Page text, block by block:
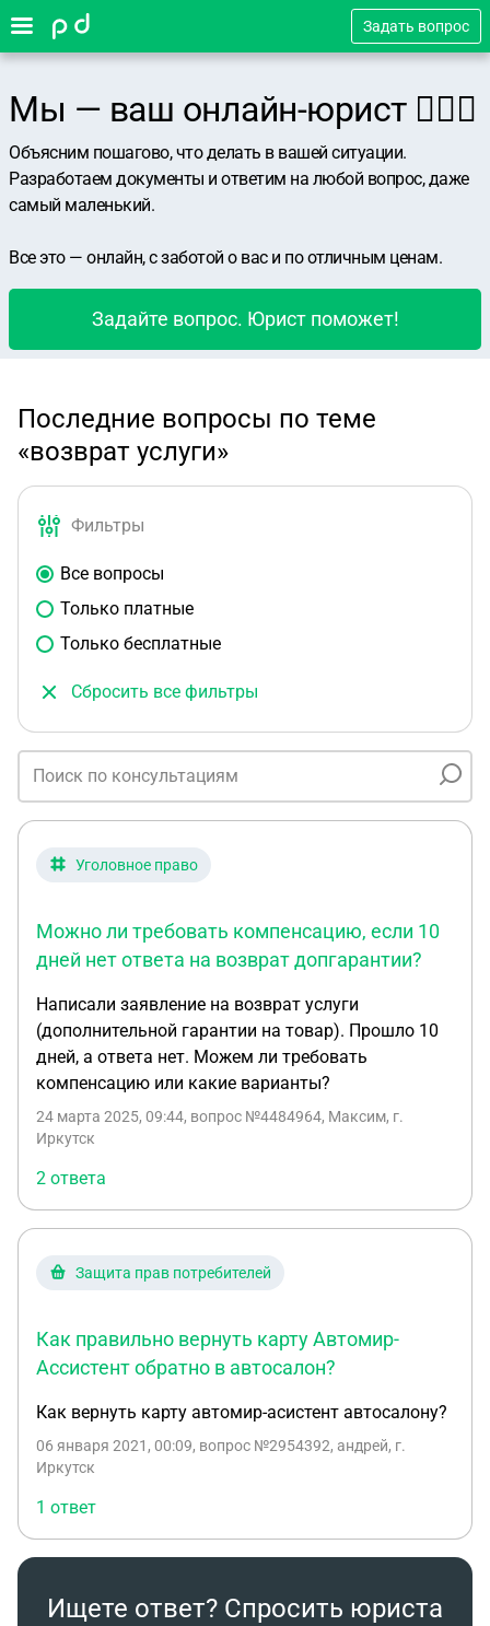
Задать вопрос
Мы — ваш онлайн-юрист 👨🏻‍⚖️
Объясним пошагово, что делать в вашей ситуации.
Разработаем документы и ответим на любой вопрос, даже
самый маленький.
Все это — онлайн, с заботой о вас и по отличным ценам.
Задайте вопрос. Юрист поможет!
Последние вопросы по теме
«возврат услуги»
Фильтры
Все вопросы
Только платные
Только бесплатные
Сбросить все фильтры
Уголовное право
Можно ли требовать компенсацию, если 10
дней нет ответа на возврат допгарантии?
Написали заявление на возврат услуги
(дополнительной гарантии на товар). Прошло 10
дней, а ответа нет. Можем ли требовать
компенсацию или какие варианты?
24 марта 2025, 09:44, вопрос №4484964, Максим, г.
Иркутск
2 ответа
Защита прав потребителей
Как правильно вернуть карту Автомир-
Ассистент обратно в автосалон?
Как вернуть карту автомир-асистент автосалону?
06 января 2021, 00:09, вопрос №2954392, андрей, г.
Иркутск
1 ответ
Ищете ответ? Спросить юриста